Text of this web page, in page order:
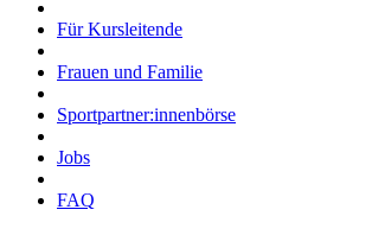
Für Kursleitende
Frauen und Familie
Sportpartner:innenbörse
Jobs
FAQ